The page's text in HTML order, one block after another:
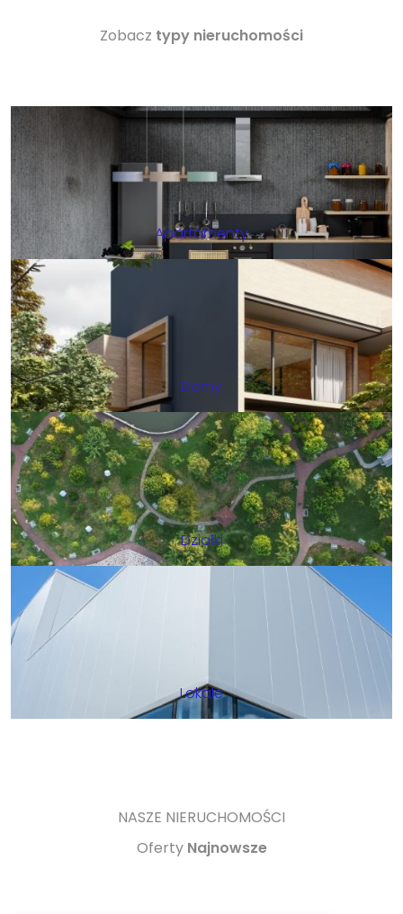
Zobacz typy nieruchomości
Apartamenty
Domy
Działki
Lokale
NASZE NIERUCHOMOŚCI
Oferty Najnowsze